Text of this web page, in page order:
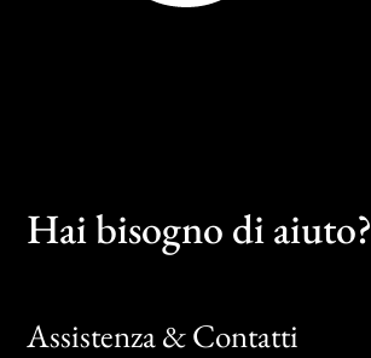
Hai bisogno di aiuto?
Assistenza & Contatti